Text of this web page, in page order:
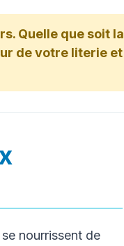
Quelle que soit la
de votre literie et
nourrissent de